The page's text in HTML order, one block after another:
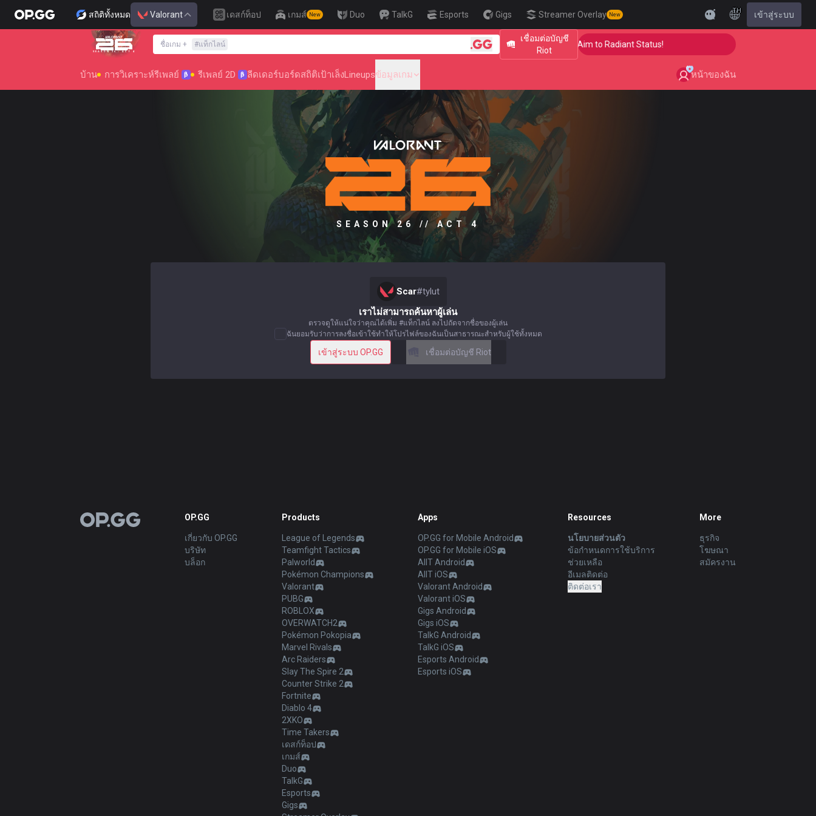
สถิติทั้งหมด Valorant เดสก์ท็อป เกมส์ New Duo TalkG Esports Gigs Streamer Overlay New
TH เข้าสู่ระบบ
SEASON 26 : ACT 4
ชื่อเกม + #แท็กไลน์
เชื่อมต่อบัญชี
Riot
🎯 Level Up Your Aim to Radiant Status! 🎯 Level Up Your Aim
บ้าน การวิเคราะห์รีเพลย์ β รีเพลย์ 2D β ลีดเดอร์บอร์ดสถิติเป้าเล็งLineupsข้อมูลเกม หน้าของฉัน
SEASON 26 // ACT 4
Scar#tylut
เราไม่สามารถค้นหาผู้เล่น
ตรวจดูให้แน่ใจว่าคุณได้เพิ่ม #แท็กไลน์ ลงไปถัดจากชื่อของผู้เล่น
ฉันยอมรับว่าการลงชื่อเข้าใช้ทำให้โปรไฟล์ของฉันเป็นสาธารณะสำหรับผู้ใช้ทั้งหมด
เข้าสู่ระบบ OP.GG เชื่อมต่อบัญชี Riot
OP.GG OP.GG
เกี่ยวกับ OP.GG
บริษัท
บล็อก
Products
League of Legends
Teamfight Tactics
Palworld
Pokémon Champions
Valorant
PUBG
ROBLOX
OVERWATCH2
Pokémon Pokopia
Marvel Rivals
Arc Raiders
Slay The Spire 2
Counter Strike 2
Fortnite
Diablo 4
2XKO
Time Takers
เดสก์ท็อป
เกมส์
Duo
TalkG
Esports
Gigs
Apps
OP.GG for Mobile Android
OP.GG for Mobile iOS
AllT Android
AllT iOS
Valorant Android
Valorant iOS
Gigs Android
Gigs iOS
TalkG Android
TalkG iOS
Esports Android
Esports iOS
Resources
นโยบายส่วนตัว
ข้อกำหนดการใช้บริการ
ช่วยเหลือ
อีเมลติดต่อ
ติดต่อเรา
More
ธุรกิจ
โฆษณา
สมัครงาน